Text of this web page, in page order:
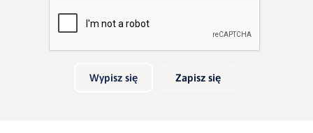
całkowita:
Twoja opinia o produkcie
Wypisz się Zapisz się